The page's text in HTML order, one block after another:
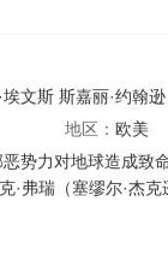
埃文斯 斯嘉丽·约翰逊
地区：欧美
势力对地球造成致
·弗瑞（塞缪尔·杰